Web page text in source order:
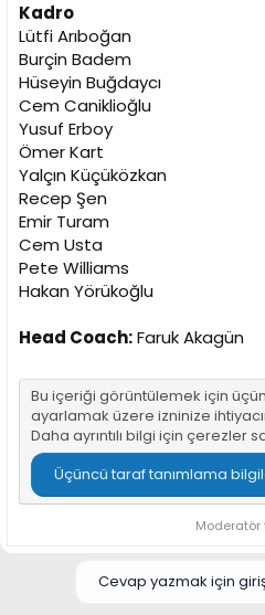
Kadro
Lütfi Arıboğan
Burçin Badem
Hüseyin Buğdaycı
Cem Caniklioğlu
Yusuf Erboy
Ömer Kart
Yalçın Küçüközkan
Recep Şen
Emir Turam
Cem Usta
Pete Williams
Hakan Yörükoğlu
Head Coach:Faruk Akagün
Bu içeriği görüntülemek için
ayarlamak üzere izninize
Daha ayrıntılı bilgi için çerezler
Üçüncü taraf tanımlama
Moderatör
Cevap yazmak için